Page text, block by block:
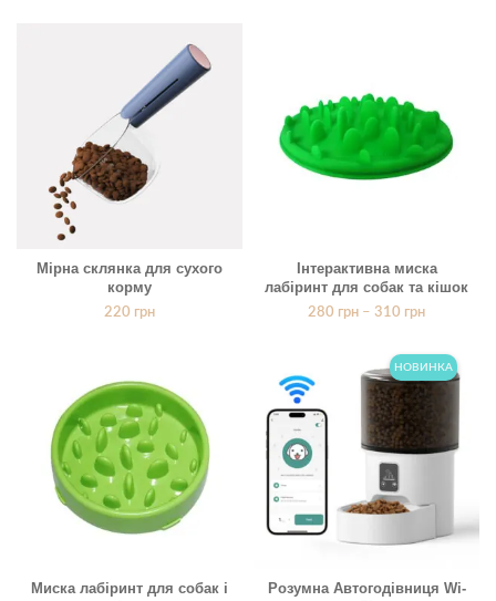
Мірна склянка для сухого
корму
220 грн
Інтерактивна миска
лабіринт для собак та кішок
280 грн – 310 грн
Миска лабіринт для собак і
НОВИНКА
Розумна Автогодівниця Wi-